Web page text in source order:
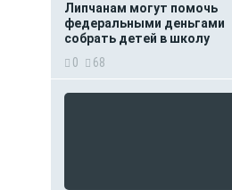
Липчанам могут помочь
федеральными деньгами
собрать детей в школу
0
68